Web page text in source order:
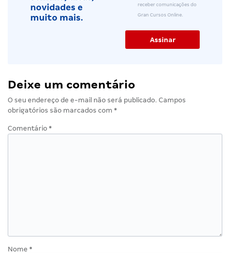
novidades e
muito mais.
receber comunicações do
Gran Cursos Online.
Deixe um comentário
O seu endereço de e-mail não será publicado. Campos
obrigatórios são marcados com *
Comentário *
Nome *